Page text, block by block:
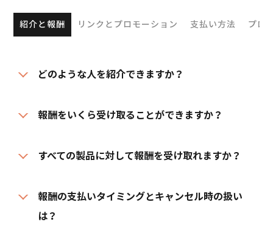
紹介と報酬 リンクとプロモーション 支払い方法 プロ
どのような人を紹介できますか？
報酬をいくら受け取ることができますか？
すべての製品に対して報酬を受け取れますか？
報酬の支払いタイミングとキャンセル時の扱い
は？